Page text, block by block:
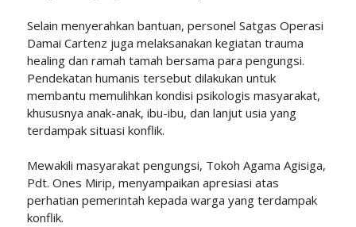
Selain menyerahkan bantuan, personel Satgas Operasi
Damai Cartenz juga melaksanakan kegiatan trauma
healing dan ramah tamah bersama para pengungsi.
Pendekatan humanis tersebut dilakukan untuk
membantu memulihkan kondisi psikologis masyarakat,
khususnya anak-anak, ibu-ibu, dan lanjut usia yang
terdampak situasi konflik.
Mewakili masyarakat pengungsi, Tokoh Agama Agisiga,
Pdt. Ones Mirip, menyampaikan apresiasi atas
perhatian pemerintah kepada warga yang terdampak
konflik.